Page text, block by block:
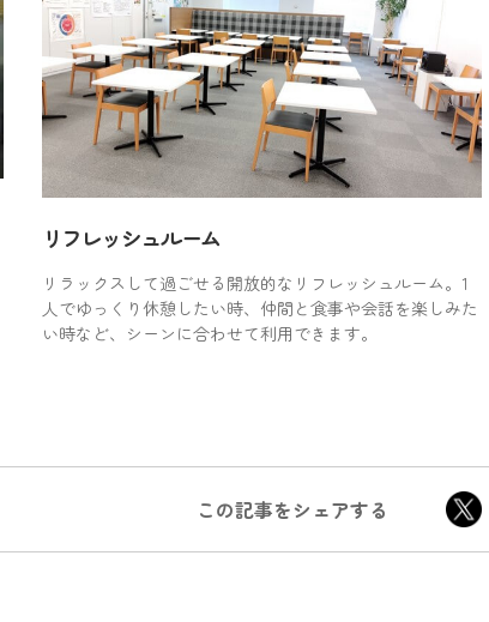
リフレッシュルーム
リラックスして過ごせる開放的なリフレッシュルーム。1
人でゆっくり休憩したい時、仲間と食事や会話を楽しみた
い時など、シーンに合わせて利用できます。
この記事をシェアする